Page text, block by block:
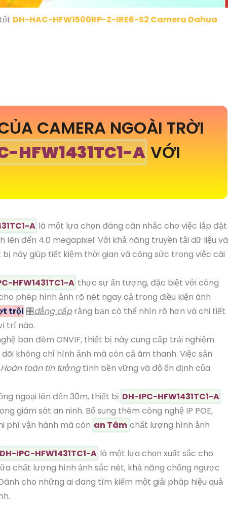
DH-HAC-HFW1500RP-Z-IRE6-S2 Camera Dahua
CAMERA NGOÀI TRỜI
HFW1431TC1-A VỚI
A là một lựa chọn đáng cân nhắc cho việc lắp đặt
đến 4.0 megapixel. Với khả năng truyền tải dữ liệu và
này giúp tiết kiệm thời gian và công sức trong việc cài
HFW1431TC1-A thực sự ấn tượng, đặc biệt với công
phép hình ảnh rõ nét ngay cả trong điều kiện ánh
trội 🎛đẳng cấprằng bạn có thể nhìn rõ hơn và chi tiết
trí nào.
ban đêm ONVIF, thiết bị này cung cấp trải nghiệm
không chỉ hình ảnh mà còn cả âm thanh. Việc sản
Hoàn toàn tin tưởngtính bền vững và độ ổn định của
ngoại lên đến 30m, thiết bị DH-IPC-HFW1431TC1-A
giám sát an ninh. Bổ sung thêm công nghệ IP POE,
phí vận hành mà còn an Tâm chất lượng hình ảnh
DH-IPC-HFW1431TC1-A là một lựa chọn xuất sắc cho
chất lượng hình ảnh sắc nét, khả năng chống ngược
cho những ai đang tìm kiếm một giải pháp hiệu quả